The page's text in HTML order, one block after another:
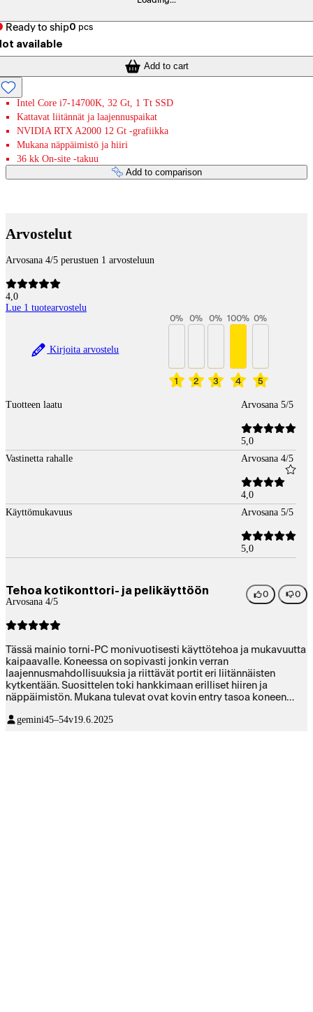
Ready to ship0 pcs
available
Add to cart
Intel Core i7-14700K, 32 Gt, 1 Tt SSD
Kattavat liitännät ja laajennuspaikat
NVIDIA RTX A2000 12 Gt -grafiikka
Mukana näppäimistö ja hiiri
36 kk On-site -takuu
Add to comparison
Arvostelut
Arvosana 4/5 perustuen 1 arvosteluun
4,0
Lue 1 tuotearvostelu
Kirjoita arvostelu
1
0%
2
0%
3
0%
4
100%
5
0%
Tuotteen laatu Arvosana 5/5
5,0
Vastinetta rahalle
Arvosana 4/5
4,0
Käyttömukavuus
Arvosana 5/5
5,0
Tehoa kotikonttori- ja pelikäyttöön
Arvosana 4/5
0 0
Tässä mainio torni-PC monivuotisesti käyttötehoa ja mukavuutta
kaipaavalle. Koneessa on sopivasti jonkin verran
laajennusmahdollisuuksia ja riittävät portit eri liitännäisten
kytkentään. Suosittelen toki hankkimaan erilliset hiiren ja
näppäimistön. Mukana tulevat ovat kovin entry tasoa koneen
hillitty. Kotelo oli myös yllätykseksi midi ja maxi koon
gemini45–54v19.6.2025